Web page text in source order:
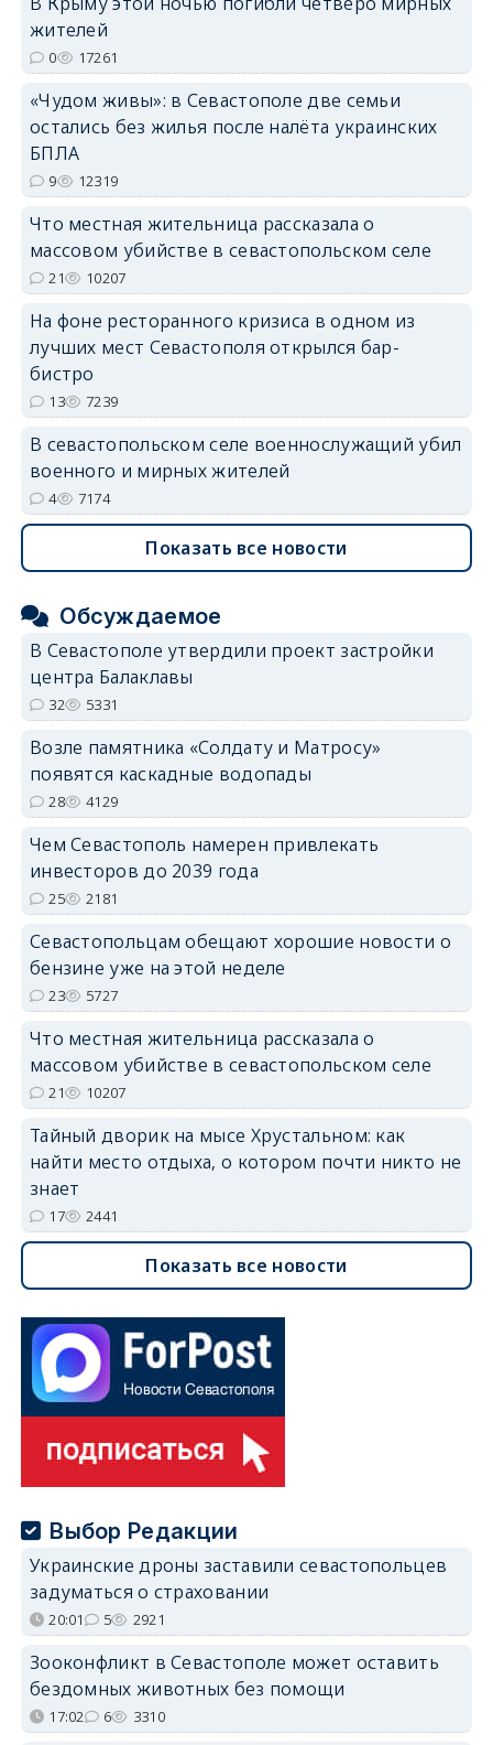
erid: 2SDnjdvhGXG
жителей
0 17261
«Чудом живы»: в Севастополе две семьи
остались без жилья после налёта украинских
БПЛА
9 12319
Что местная жительница рассказала о
массовом убийстве в севастопольском селе
21 10207
На фоне ресторанного кризиса в одном из
лучших мест Севастополя открылся бар-
бистро
13 7239
В севастопольском селе военнослужащий убил
военного и мирных жителей
4 7174
Показать все новости
Обсуждаемое
В Севастополе утвердили проект застройки
центра Балаклавы
32 5331
Возле памятника «Солдату и Матросу»
появятся каскадные водопады
28 4129
Чем Севастополь намерен привлекать
инвесторов до 2039 года
25 2181
Севастопольцам обещают хорошие новости о
бензине уже на этой неделе
23 5727
Что местная жительница рассказала о
массовом убийстве в севастопольском селе
21 10207
Тайный дворик на мысе Хрустальном: как
найти место отдыха, о котором почти никто не
знает
17 2441
Показать все новости
Выбор Редакции
Украинские дроны заставили севастопольцев
задуматься о страховании
20:01 5 2921
Зооконфликт в Севастополе может оставить
бездомных животных без помощи
17:02 6 3310